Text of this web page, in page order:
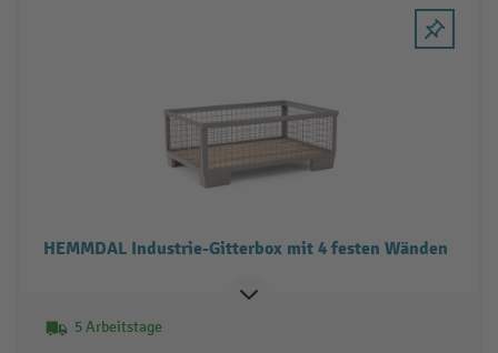
HEMMDAL Industrie-Gitterbox mit 4 festen Wänden
5 Arbeitstage